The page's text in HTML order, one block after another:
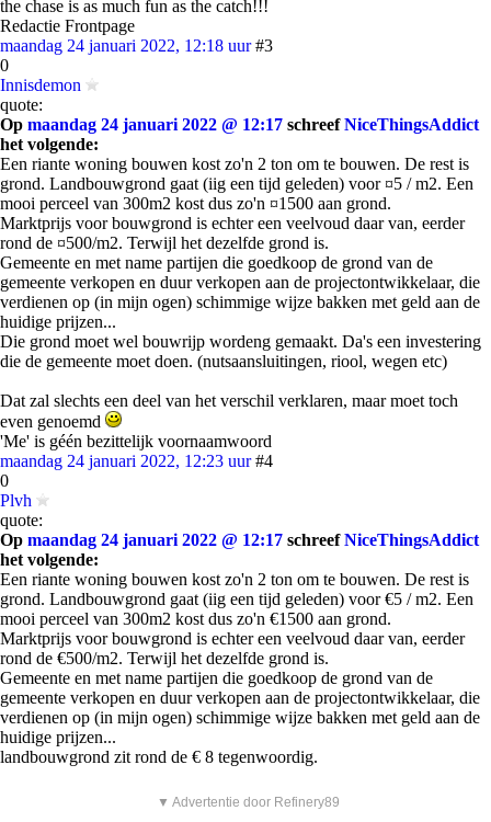
the chase is as much fun as the catch!!!
Redactie Frontpage
maandag 24 januari 2022, 12:18 uur #3
0
Innisdemon
quote:
Op maandag 24 januari 2022 @ 12:17 schreefNiceThingsAddict
het volgende:
Een riante woning bouwen kost zo'n 2 ton om te bouwen. De rest is
grond. Landbouwgrond gaat (iig een tijd geleden) voor ¤5 / m2. Een
mooi perceel van 300m2 kost dus zo'n ¤1500 aan grond.
Marktprijs voor bouwgrond is echter een veelvoud daar van, eerder
rond de ¤500/m2. Terwijl het dezelfde grond is.
Gemeente en met name partijen die goedkoop de grond van de
gemeente verkopen en duur verkopen aan de projectontwikkelaar, die
verdienen op (in mijn ogen) schimmige wijze bakken met geld aan de
huidige prijzen...
Die grond moet wel bouwrijp wordeng gemaakt. Da's een investering
die de gemeente moet doen. (nutsaansluitingen, riool, wegen etc)
Dat zal slechts een deel van het verschil verklaren, maar moet toch
even genoemd
'Me' is géén bezittelijk voornaamwoord
maandag 24 januari 2022, 12:23 uur #4
0
Plvh
quote:
Op maandag 24 januari 2022 @ 12:17 schreefNiceThingsAddict
het volgende:
Een riante woning bouwen kost zo'n 2 ton om te bouwen. De rest is
grond. Landbouwgrond gaat (iig een tijd geleden) voor €5 / m2. Een
mooi perceel van 300m2 kost dus zo'n €1500 aan grond.
Marktprijs voor bouwgrond is echter een veelvoud daar van, eerder
rond de €500/m2. Terwijl het dezelfde grond is.
Gemeente en met name partijen die goedkoop de grond van de
gemeente verkopen en duur verkopen aan de projectontwikkelaar, die
verdienen op (in mijn ogen) schimmige wijze bakken met geld aan de
huidige prijzen...
landbouwgrond zit rond de € 8 tegenwoordig.
▼ Advertentie door Refinery89